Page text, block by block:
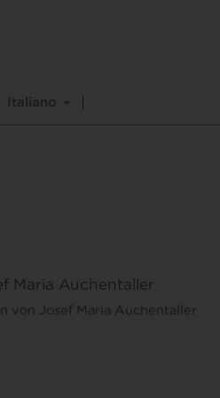
Italiano
Maria Auchentaller
von Josef Maria Auchentaller